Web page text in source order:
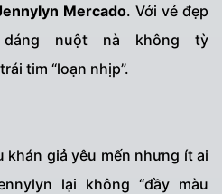
Mercado. Với vẻ đẹp
nuột nà không tỳ
tim “loạn nhịp”.
khán giả yêu mến nhưng ít ai
lại không “đầy màu